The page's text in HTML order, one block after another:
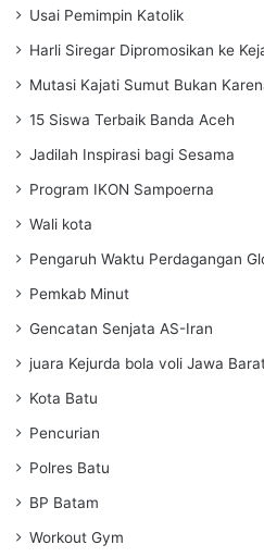
Usai Pemimpin Katolik
Harli Siregar Dipromosikan ke
Mutasi Kajati Sumut Bukan
15 Siswa Terbaik Banda Aceh
Jadilah Inspirasi bagi Sesama
Program IKON Sampoerna
Wali kota
Pengaruh Waktu Perdagangan
Pemkab Minut
Gencatan Senjata AS-Iran
juara Kejurda bola voli Jawa
Kota Batu
Pencurian
Polres Batu
BP Batam
Workout Gym